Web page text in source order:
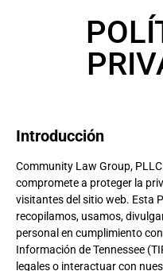
Introducción
Community Law Group, PLLC
compromete a proteger la
visitantes del sitio web. Esta
recopilamos, usamos,
personal en cumplimiento
Información de Tennessee
legales o interactuar con